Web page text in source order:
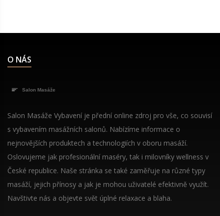
snižovat
O NÁS
Salon Masáže Vybavení je přední online zdroj pro vše, co souvisí
s vybavením masážních salonů. Nabízíme informace o
nejnovějších produktech a technologiích v oboru masáží.
Oslovujeme jak profesionální maséry, tak i milovníky wellness v
České republice. Naše stránka se také zaměřuje na různé typy
masáží, jejich přínosy a jak je mohou uživatelé efektivně využít.
Navštivte nás a objevte svět úplné relaxace a blaha.